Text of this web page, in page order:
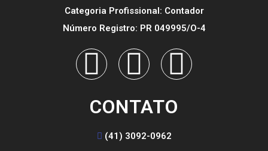
Categoria Profissional: Contador
Número Registro: PR 049995/O-4
CONTATO
(41) 3092-0962